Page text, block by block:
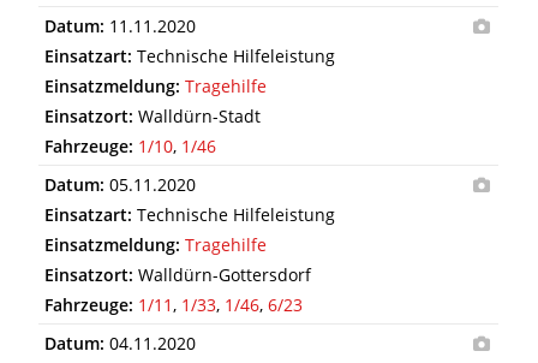
Datum: 11.11.2020
Einsatzart: Technische Hilfeleistung
Einsatzmeldung: Tragehilfe
Einsatzort: Walldürn-Stadt
Fahrzeuge: 1/10, 1/46
Datum: 05.11.2020
Einsatzart: Technische Hilfeleistung
Einsatzmeldung: Tragehilfe
Einsatzort: Walldürn-Gottersdorf
Fahrzeuge: 1/11, 1/33, 1/46,6/23
Datum: 04.11.2020